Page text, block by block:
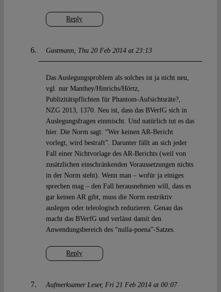
Reply
Gastmann Thu 20 Feb 2014 at 23:13
Reply
Das Auslegungsproblem als solches ist ja nicht neu,
vgl. nur Manthey/Hinrichs/Hörtz,
Publizitätspflichten für Phantom-Aufsichtsräte?,
NZG 2013, 1370. Neu ist, dass das BVerfG sich in
Auslegungsfragen einmischt. Und natürlich tut es das
hier. Die Norm sagt: “Wer keinen AR-Bericht
vorlegt, wird bestraft”. Darunter fällt an sich jeder
Fall einer Nichtvorlage des AR-Berichts (weil von
zusätzlichen einschränkenden Voraussetzungen nichts
in der Norm steht). Wenn man – wofür ja einiges
sprechen mag – den Fall herausnehmen will, dass es
gar keinen AR gibt, muss die Norm restriktiv
auslegen oder teleologisch reduzieren. Genau das
macht das BVerfG und verlässt damit den
Anwendungsbereich des “nulla-poena”-Satzes.
Aufmerksamer Leser Fri 21 Feb 2014 at 00:07